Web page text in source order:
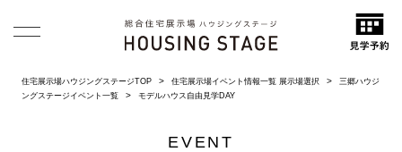
住宅展示場ハウジングステージTOP 住宅展示場イベント情報一覧 展示場選択
三郷ハウジ
ングステージイベント一覧
モデルハウス自由見学DAY
EVENT